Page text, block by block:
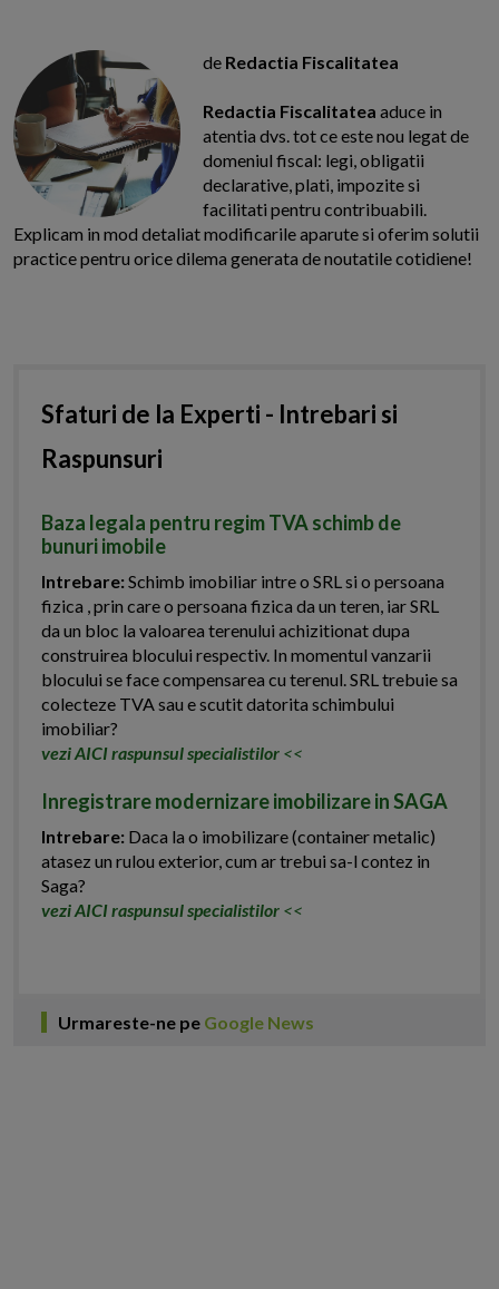
de Redactia Fiscalitatea
Redactia Fiscalitatea aduce in
atentia dvs. tot ce este nou legat de
domeniul fiscal: legi, obligatii
declarative, plati, impozite si
facilitati pentru contribuabili.
Explicam in mod detaliat modificarile aparute si oferim solutii
practice pentru orice dilema generata de noutatile cotidiene!
Sfaturi de la Experti - Intrebari si
Raspunsuri
Baza legala pentru regim TVA schimb de
bunuri imobile
Intrebare:Schimb imobiliar intre o SRL si o persoana
fizica , prin care o persoana fizica da un teren, iar SRL
da un bloc la valoarea terenului achizitionat dupa
construirea blocului respectiv. In momentul vanzarii
blocului se face compensarea cu terenul. SRL trebuie sa
colecteze TVA sau e scutit datorita schimbului
imobiliar?
vezi AICI raspunsul specialistilor <<
Inregistrare modernizare imobilizare in SAGA
Intrebare: Daca la o imobilizare (container metalic)
atasez un rulou exterior, cum ar trebui sa-l contez in
Saga?
vezi AICI raspunsul specialistilor <<
Urmareste-ne pe Google News